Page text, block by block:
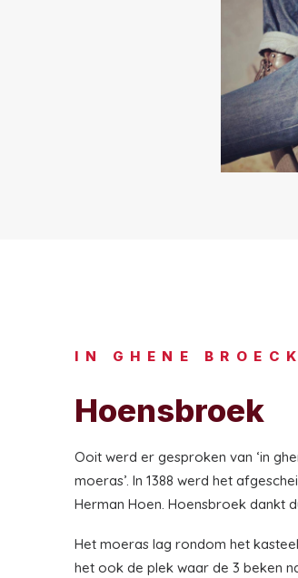
IN GHENE BROECK
Hoensbroek
Ooit werd er gesproken van ‘in
moeras’. In 1388 werd het
Herman Hoen. Hoensbroek dankt
Het moeras lag rondom het
het ook de plek waar de 3 beken